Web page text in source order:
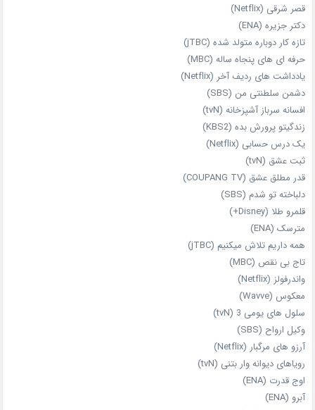
قصر شرقی (Netflix)
دکتر جزیره (ENA)
تازه‌ کار دوباره‌ متولد شده (jTBC)
حرفه‌ ای‌ های پنجاه‌ ساله (MBC)
یادداشت‌ های ردیف آخر (Netflix)
دشمن سلطنتی من (SBS)
افسانه سرباز آشپزخانه (tvN)
زندگیتو پرورش بده (KBS2)
یک درس حسابی (Netflix)
ثبت عشق (tvN)
قدر مطلق عشق (COUPANG TV)
دلباخته تو شدم (SBS)
قلمرو طلا (Disney+)
مترسک (ENA)
همه داریم تلاش میکنیم (jTBC)
تاج بی‌ نقص (MBC)
واندرفولز (Netflix)
معکوس (Wavve)
سلول های یومی 3 (tvN)
وکیل ارواح (SBS)
آرزو های مرگبار (Netflix)
رویاهای دیوانه‌ وار بتنی (tvN)
اوج قدرت (ENA)
آبرو (ENA)